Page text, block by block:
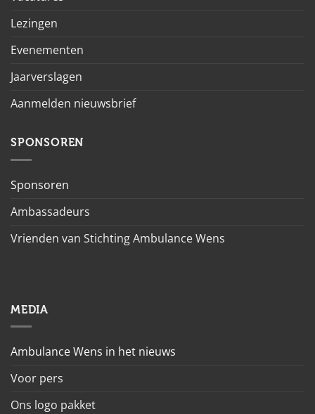
Lezingen
Evenementen
Jaarverslagen
Aanmelden nieuwsbrief
SPONSOREN
Sponsoren
Ambassadeurs
Vrienden van Stichting Ambulance Wens
MEDIA
Ambulance Wens in het nieuws
Voor pers
Ons logo pakket